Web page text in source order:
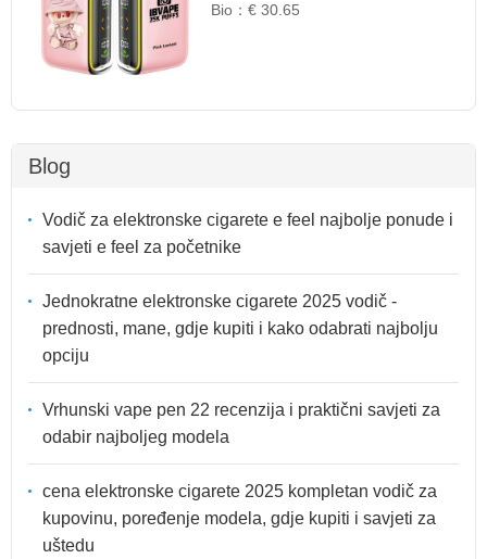
Bio：€ 30.65
Blog
Vodič za elektronske cigarete e feel najbolje ponude i
savjeti e feel za početnike
Jednokratne elektronske cigarete 2025 vodič -
prednosti, mane, gdje kupiti i kako odabrati najbolju
opciju
Vrhunski vape pen 22 recenzija i praktični savjeti za
odabir najboljeg modela
cena elektronske cigarete 2025 kompletan vodič za
kupovinu, poređenje modela, gdje kupiti i savjeti za
uštedu